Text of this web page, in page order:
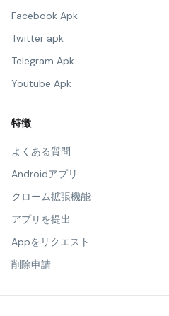
Facebook Apk
Twitter apk
Telegram Apk
Youtube Apk
特徴
よくある質問
Androidアプリ
クローム拡張機能
アプリを提出
Appをリクエスト
削除申請